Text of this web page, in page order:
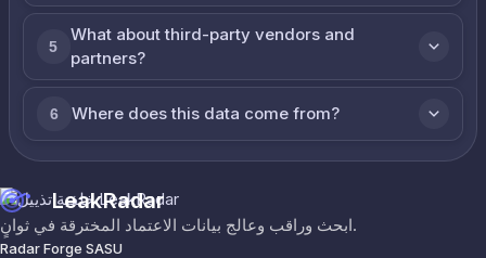
5
What about third-party vendors and
partners?
6 Where does this data come from?
LeakRadar
ابحث وراقب وعالج بيانات الاعتماد المخترقة في ثوانٍ.
Radar Forge SASU